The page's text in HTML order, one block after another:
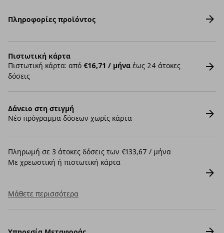
Πληροφορίες προϊόντος
Πιστωτική κάρτα
Πιστωτική κάρτα: από €16,71 / μήνα έως 24 άτοκες
δόσεις
Δάνειο στη στιγμή
Νέο πρόγραμμα δόσεων χωρίς κάρτα
Πληρωμή σε 3 άτοκες δόσεις των €133,67 / μήνα
Με χρεωστική ή πιστωτική κάρτα
Μάθετε περισσότερα